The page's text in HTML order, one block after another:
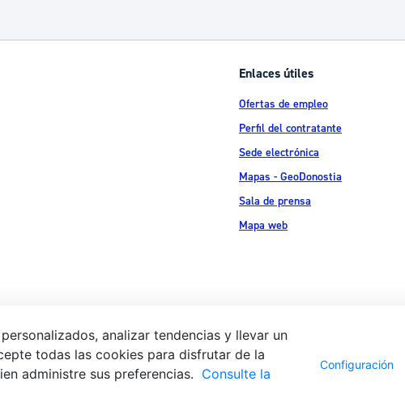
Enlaces útiles
Ofertas de empleo
Perfil del contratante
Sede electrónica
Mapas - GeoDonostia
Sala de prensa
Mapa web
1,
Aviso legal Política de privacidad
analizar tendencias y llevar un
todas las cookies para disfrutar de la
administre sus preferencias. Consulte la
Configuración